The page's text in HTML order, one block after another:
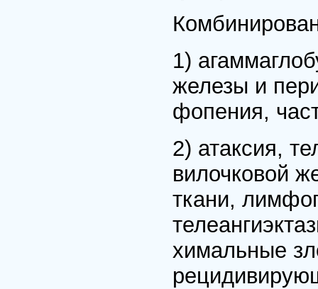
1)
железы и
фопения,
2) атаксия,
вилочковой
ткани,
химальные